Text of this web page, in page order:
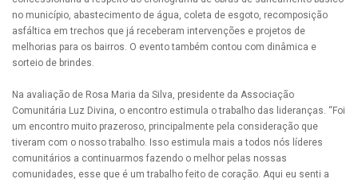
no município, abastecimento de água, coleta de esgoto, recomposição
asfáltica em trechos que já receberam intervenções e projetos de
melhorias para os bairros. O evento também contou com dinâmica e
sorteio de brindes.
Na avaliação de Rosa Maria da Silva, presidente da Associação
Comunitária Luz Divina, o encontro estimula o trabalho das lideranças. “Foi
um encontro muito prazeroso, principalmente pela consideração que
tiveram com o nosso trabalho. Isso estimula mais a todos nós líderes
comunitários a continuarmos fazendo o melhor pelas nossas
comunidades, esse que é um trabalho feito de coração. Aqui eu senti a